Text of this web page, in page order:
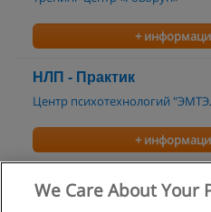
+
НЛП - Практик
Центр психотехнологий
+
НЛП - Мастер
We Care About Your